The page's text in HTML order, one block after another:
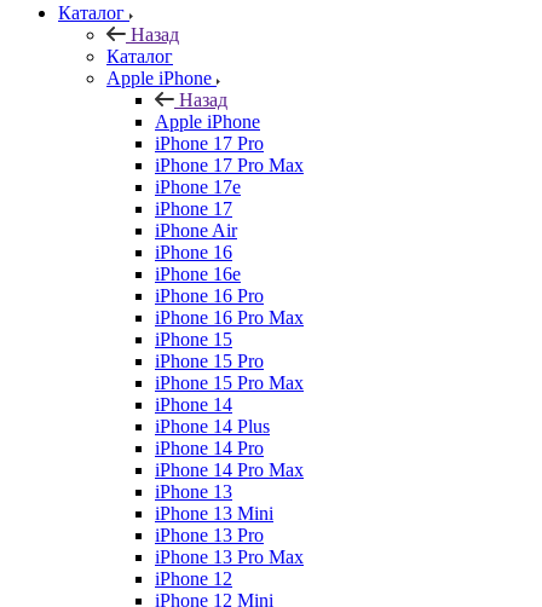
Каталог
Назад
Каталог
Apple iPhone
Назад
Apple iPhone
iPhone 17 Pro
iPhone 17 Pro Max
iPhone 17e
iPhone 17
iPhone Air
iPhone 16
iPhone 16e
iPhone 16 Pro
iPhone 16 Pro Max
iPhone 15
iPhone 15 Pro
iPhone 15 Pro Max
iPhone 14
iPhone 14 Plus
iPhone 14 Pro
iPhone 14 Pro Max
iPhone 13
iPhone 13 Mini
iPhone 13 Pro
iPhone 13 Pro Max
iPhone 12
iPhone 12 Mini